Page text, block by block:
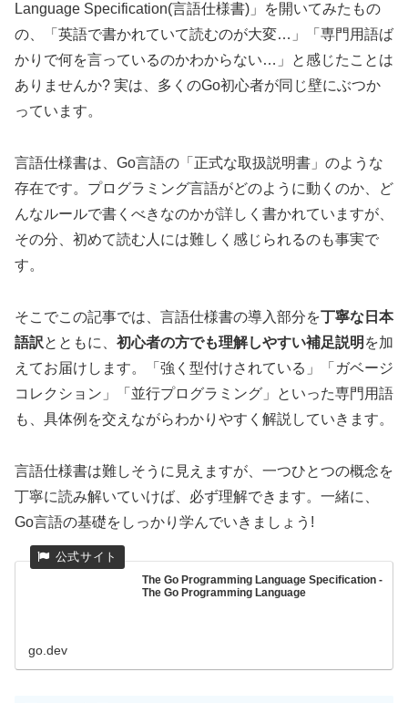
Language Specification(言語仕様書)」を開いてみたもの
の、「英語で書かれていて読むのが大変…」「専門用語ば
かりで何を言っているのかわからない…」と感じたことは
ありませんか? 実は、多くのGo初心者が同じ壁にぶつか
っています。
言語仕様書は、Go言語の「正式な取扱説明書」のような
存在です。プログラミング言語がどのように動くのか、ど
んなルールで書くべきなのかが詳しく書かれていますが、
その分、初めて読む人には難しく感じられるのも事実で
す。
そこでこの記事では、言語仕様書の導入部分を丁寧な日本
語訳とともに、 初心者の方でも理解しやすい補足説明 を加
えてお届けします。「強く型付けされている」「ガベージ
コレクション」「並行プログラミング」といった専門用語
も、具体例を交えながらわかりやすく解説していきます。
言語仕様書は難しそうに見えますが、一つひとつの概念を
丁寧に読み解いていけば、必ず理解できます。一緒に、
Go言語の基礎をしっかり学んでいきましょう!
The Go Programming Language Specification -
The Go Programming Language
go.dev